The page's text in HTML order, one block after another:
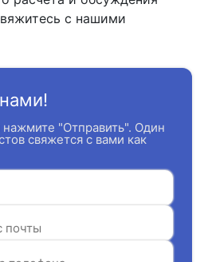
с нашими
"Отправить". Один
свяжется с вами как